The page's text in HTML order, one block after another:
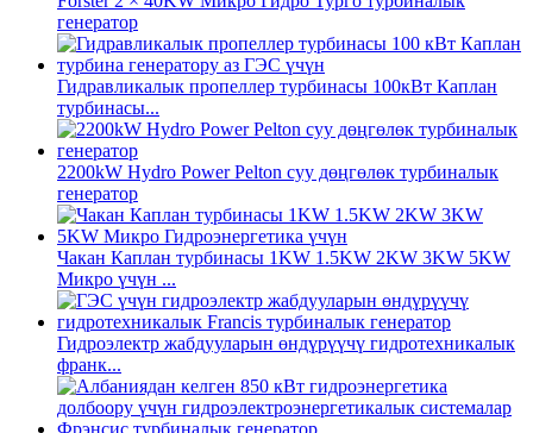
генератор
Гидравликалык пропеллер турбинасы 100кВт Каплан
турбинасы...
2200kW Hydro Power Pelton суу дөңгөлөк турбиналык
генератор
Чакан Каплан турбинасы 1KW 1.5KW 2KW 3KW 5KW
Микро үчүн ...
Гидроэлектр жабдууларын өндүрүүчү гидротехникалык
франк...